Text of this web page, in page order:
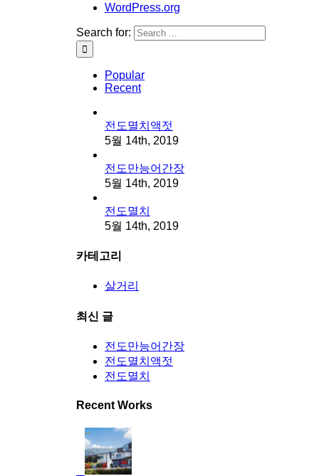
WordPress.org
Search for:
Popular
Recent
전도멸치액젓
5월 14th, 2019
전도만능어간장
5월 14th, 2019
전도멸치
5월 14th, 2019
카테고리
살거리
최신 글
전도만능어간장
전도멸치액젓
전도멸치
Recent Works